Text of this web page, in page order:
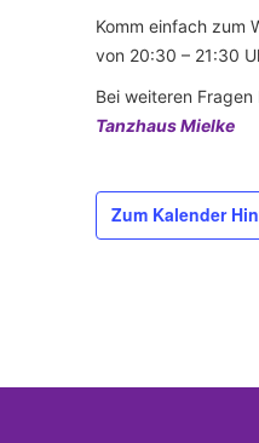
Komm einfach zum
von 20:30 – 21:30
Bei weiteren
Tanzhaus Mielke
Zum Kalender